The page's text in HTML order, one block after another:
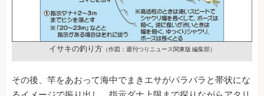
イサキの釣り方（作図：週刊つりニュース関東版 編集部）
その後、竿をあおって海中でまきエサがパラパラと帯状にな